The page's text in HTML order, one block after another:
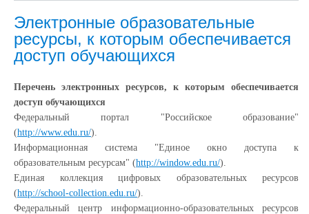
Электронные образовательные
ресурсы, к которым обеспечивается
доступ обучающихся
Перечень электронных ресурсов, к которым обеспечивается
доступ обучающихся
Федеральный портал "Российское образование"
(http://www.edu.ru/).
Информационная система "Единое окно доступа к
образовательным ресурсам" (http://window.edu.ru/).
Единая коллекция цифровых образовательных ресурсов
(http://school-collection.edu.ru/).
Федеральный центр информационно-образовательных ресурсов